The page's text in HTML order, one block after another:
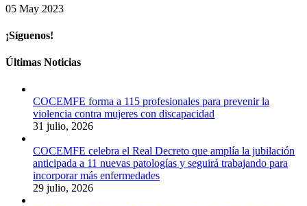
05 May 2023
¡Síguenos!
Últimas Noticias
COCEMFE forma a 115 profesionales para prevenir la
violencia contra mujeres con discapacidad
31 julio, 2026
COCEMFE celebra el Real Decreto que amplía la jubilación
anticipada a 11 nuevas patologías y seguirá trabajando para
incorporar más enfermedades
29 julio, 2026